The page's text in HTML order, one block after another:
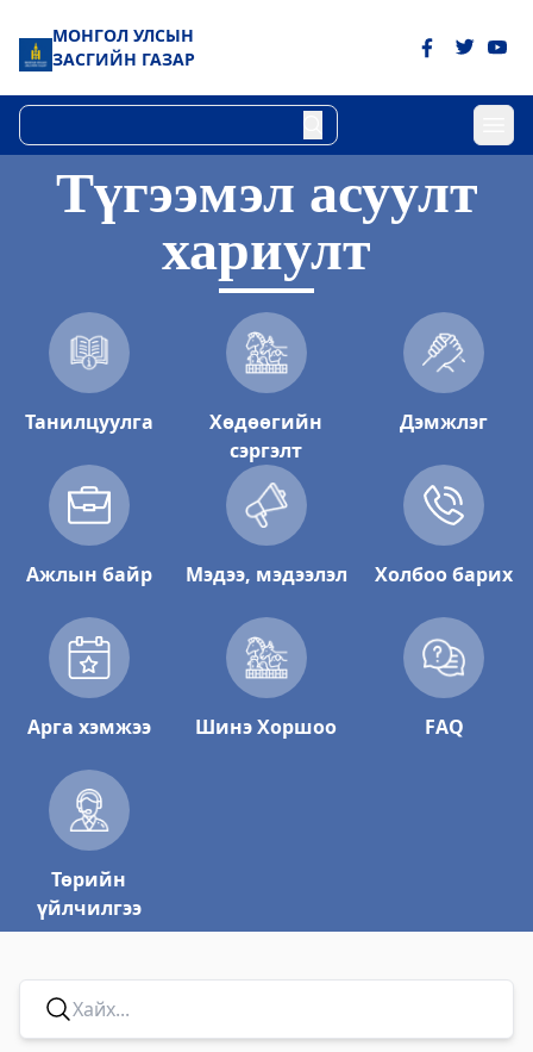
МОНГОЛ УЛСЫН
ЗАСГИЙН ГАЗАР
Түгээмэл асуулт
хариулт
Танилцуулга
Хөдөөгийн
сэргэлт
Дэмжлэг
Ажлын байр Мэдээ, мэдээлэл Холбоо барих
Арга хэмжээ Шинэ Хоршоо FAQ
Төрийн
үйлчилгээ